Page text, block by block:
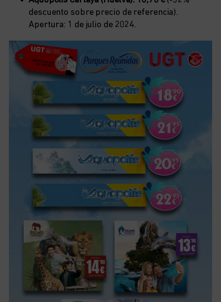
descuento sobre precio de referencia).
Apertura: 1 de julio de 2024.